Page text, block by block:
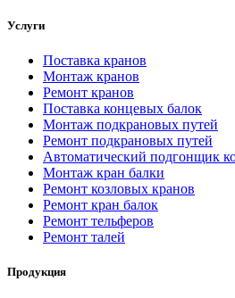
Услуги
Поставка кранов
Монтаж кранов
Ремонт кранов
Поставка концевых балок
Монтаж подкрановых путей
Ремонт подкрановых путей
Автоматический подгонщик
Монтаж кран балки
Ремонт козловых кранов
Ремонт кран балок
Ремонт тельферов
Ремонт талей
Продукция